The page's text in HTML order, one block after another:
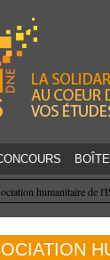
humanitaire de